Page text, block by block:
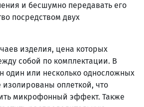
и бесшумно передавать его
посредством двух
изделия, цена которых
собой по комплектации. В
один или несколько односложных
оплеткой, что
микрофонный эффект. Также